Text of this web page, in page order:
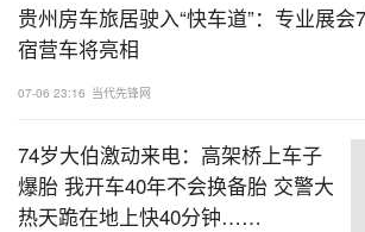
贵州房车旅居驶入“快车道”：专业展会
宿营车将亮相
07-06 23:16 当代先锋网
74岁大伯激动来电：高架桥上车子
爆胎 我开车40年不会换备胎 交警大
热天跪在地上快40分钟……